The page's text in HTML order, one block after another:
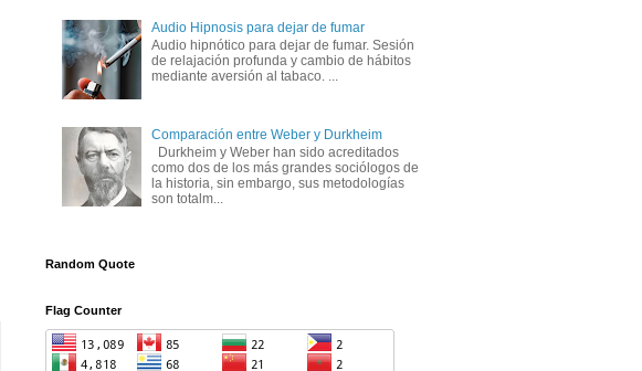
Audio Hipnosis para dejar de fumar
Audio hipnótico para dejar de fumar. Sesión
de relajación profunda y cambio de hábitos
mediante aversión al tabaco. ...
Comparación entre Weber y Durkheim
Durkheim y Weber han sido acreditados
como dos de los más grandes sociólogos de
la historia, sin embargo, sus metodologías
son totalm...
Random Quote
Flag Counter